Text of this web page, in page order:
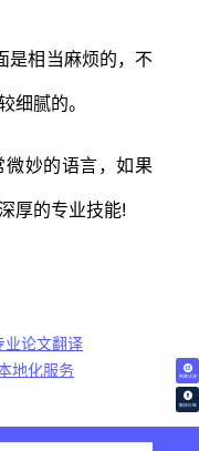
免费试译
翻译价格
相当麻烦的，不
细腻的。
妙的语言，如果
厚的专业技能!
业论文翻译
地化服务